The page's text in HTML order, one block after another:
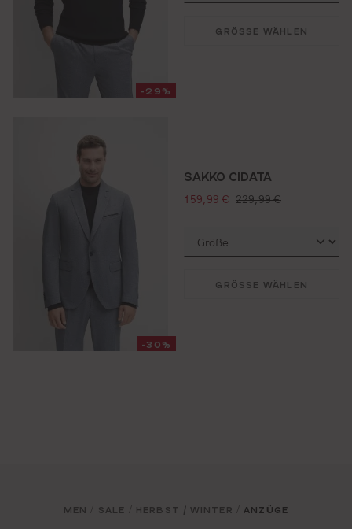
-29%
GRÖSSE WÄHLEN
-30%
SAKKO CIDATA
verkaufspreis:
159,99 € regulärer preis:
229,99 €
GRÖSSE WÄHLEN
MEN SALE HERBST / WINTER ANZÜGE